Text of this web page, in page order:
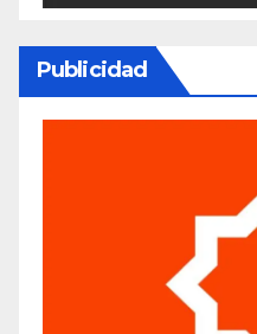
Publicidad